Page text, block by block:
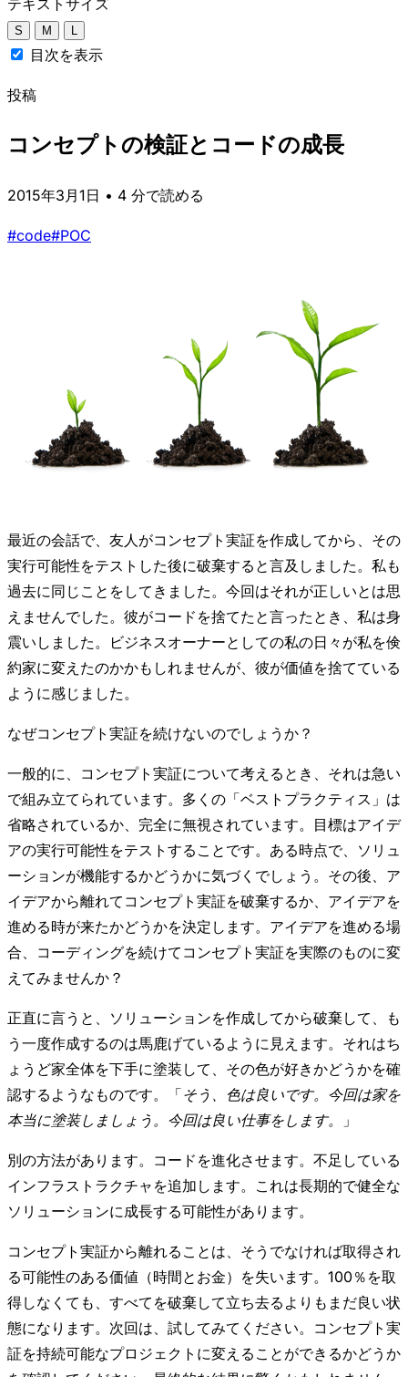
S M L
目次を表示
投稿
コンセプトの検証とコードの成長
2015年3月1日 • 4 分で読める
#code#POC
最近の会話で、友人がコンセプト実証を作成してから、その
実行可能性をテストした後に破棄すると言及しました。私も
過去に同じことをしてきました。今回はそれが正しいとは思
えませんでした。彼がコードを捨てたと言ったとき、私は身
震いしました。ビジネスオーナーとしての私の日々が私を倹
約家に変えたのかかもしれませんが、彼が価値を捨てている
ように感じました。
なぜコンセプト実証を続けないのでしょうか？
一般的に、コンセプト実証について考えるとき、それは急い
で組み立てられています。多くの「ベストプラクティス」は
省略されているか、完全に無視されています。目標はアイデ
アの実行可能性をテストすることです。ある時点で、ソリュ
ーションが機能するかどうかに気づくでしょう。その後、ア
イデアから離れてコンセプト実証を破棄するか、アイデアを
進める時が来たかどうかを決定します。アイデアを進める場
合、コーディングを続けてコンセプト実証を実際のものに変
えてみませんか？
正直に言うと、ソリューションを作成してから破棄して、も
う一度作成するのは馬鹿げているように見えます。それはち
ょうど家全体を下手に塗装して、その色が好きかどうかを確
認するようなものです。「そう、色は良いです。今回は家を
本当に塗装しましょう。今回は良い仕事をします。
」
別の方法があります。コードを進化させます。不足している
インフラストラクチャを追加します。これは長期的で健全な
ソリューションに成長する可能性があります。
コンセプト実証から離れることは、そうでなければ取得され
る可能性のある価値（時間とお金）を失います。100％を取
得しなくても、すべてを破棄して立ち去るよりもまだ良い状
態になります。次回は、試してみてください。コンセプト実
証を持続可能なプロジェクトに変えることができるかどうか